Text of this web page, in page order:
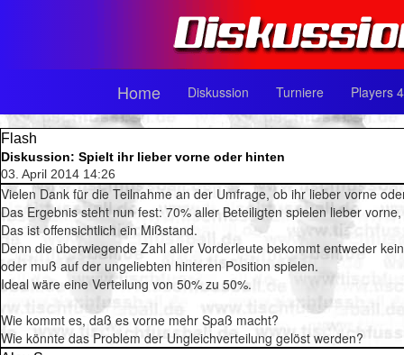
Home Diskussion Turniere Players
Flash
Diskussion: Spielt ihr lieber vorne oder hinten
03. April 2014 14:26
Vielen Dank für die Teilnahme an der Umfrage, ob ihr lieber vorne
Das Ergebnis steht nun fest: 70% aller Beteiligten spielen lieber
Das ist offensichtlich ein Mißstand.
Denn die überwiegende Zahl aller Vorderleute bekommt entweder
oder muß auf der ungeliebten hinteren Position spielen.
Ideal wäre eine Verteilung von 50% zu 50%.
Wie kommt es, daß es vorne mehr Spaß macht?
Wie könnte das Problem der Ungleichverteilung gelöst werden?